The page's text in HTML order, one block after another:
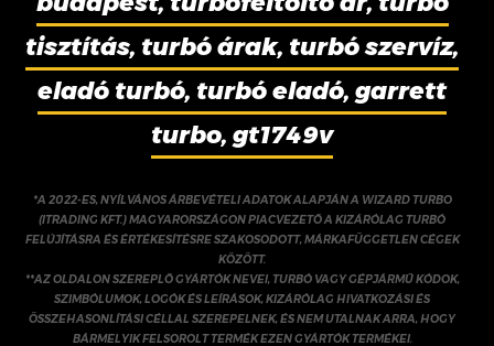
tisztítás, turbó árak, turbó szervíz,
eladó turbó, turbó eladó, garrett
turbo, gt1749v
*A 2022-ES, NYÍLVÁNOS ÁRBEVÉTELI ADATOK ALAPJÁN A WIZARD TURBO
(ITRADING KFT.) MAGYARORSZÁGON PIACVEZETŐ A KIZÁRÓLAG TURBÓ
FELÚJÍTÁSRA ÉS ÉRTÉKESÍTÉSRE SZAKOSODOTT, MÁRKAFÜGGETLEN CÉGEK
KÖZÖTT.
**AZ OLDALON SZEREPLŐ GYÁRTÓK NEVEI, TURBÓ VAGY GÉPJÁRMŰ KÓDOK,
SZIMBÓLUMOK, LOGÓK ÉS LEÍRÁSOK, KIZÁRÓLAG HIVATKOZÁSI ÉS
ÖSSZEHASONLÍTÁSI CÉLLAL SZEREPELNEK, ÉS NEM UTALNAK ARRA, HOGY
BÁRMELYIK FELSOROLT TERMÉK EZEN GYÁRTÓK TERMÉKEI.